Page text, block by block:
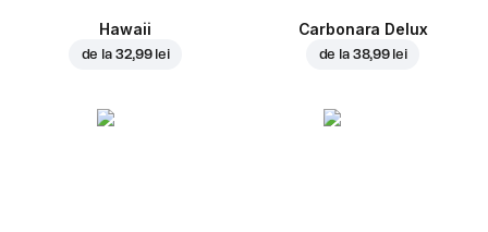
Hawaii
de la 32,99 lei
Carbonara Delux
de la 38,99 lei